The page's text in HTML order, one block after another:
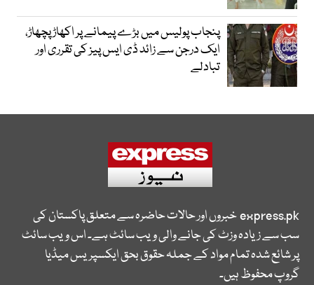
پنجاب پولیس میں بڑے پیمانے پر اکھاڑ پچھاڑ،
ایک درجن سے زائد ڈی ایس پیز کی تقرری اور
تبادلے
express.pkخبروں اور حالات حاضرہ سے متعلق پاکستان کی
سب سے زیادہ وزٹ کی جانے والی ویب سائٹ ہے۔ اس ویب سائٹ
پر شائع شدہ تمام مواد کے جملہ حقوق بحق ایکسپریس میڈیا
گروپ محفوظ ہیں۔